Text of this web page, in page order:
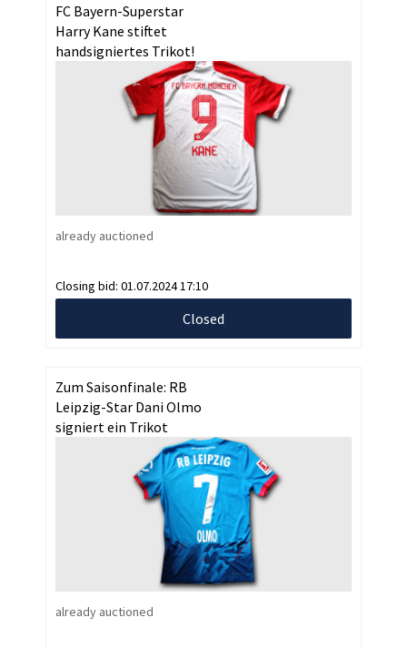
FC Bayern-Superstar
Harry Kane stiftet
handsigniertes Trikot!
already auctioned
Closing bid: 01.07.2024 17:10
Closed
Zum Saisonfinale: RB
Leipzig-Star Dani Olmo
signiert ein Trikot
already auctioned